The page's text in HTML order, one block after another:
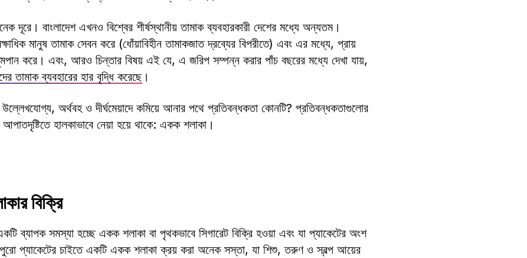
দূরে। বাংলাদেশ এখনও বিশ্বের শীর্ষস্থানীয় তামাক ব্যবহারকারী দেশের মধ্যে অন্যতম।
মানুষ তামাক সেবন করে (ধোঁয়াবিহীন তামাকজাত দ্রব্যের বিপরীতে) এবং এর মধ্যে, প্রায়
করে। এবং, আরও চিন্তার বিষয় এই যে, এ জরিপ সম্পন্ন করার পাঁচ বছরের মধ্যে দেখা যায়,
তামাক ব্যবহারের হার বৃদ্ধি করেছে।
উল্লেখযোগ্য, অর্থবহ ও দীর্ঘমেয়াদে কমিয়ে আনার পথে প্রতিবন্ধকতা কোনটি? প্রতিবন্ধকতাগুলোর
হালকাভাবে নেয়া হয়ে থাকে: একক শলাকা।
বিক্রি
ব্যাপক সমস্যা হচ্ছে একক শলাকা বা পৃথকভাবে সিগারেট বিক্রি হওয়া এবং যা প্যাকেটের অংশ
পুরো প্যাকেটের চাইতে একটি একক শলাকা ক্রয় করা অনেক সস্তা, যা শিশু, তরুণ ও স্বল্প আয়ের